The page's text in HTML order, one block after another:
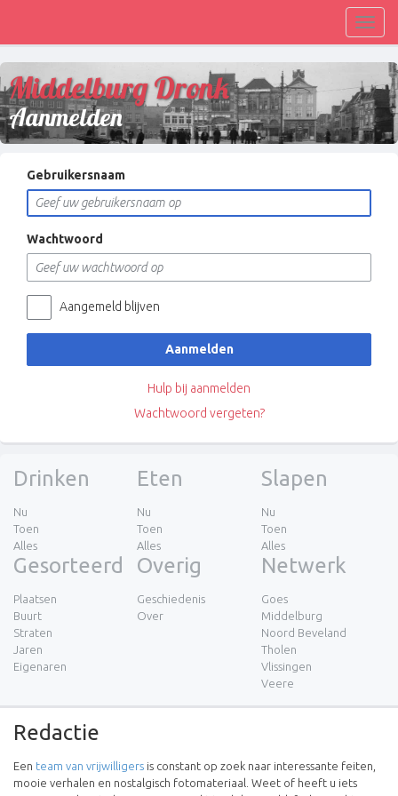
Middelburg Dronk
Aanmelden
Gebruikersnaam
Wachtwoord
Aangemeld blijven
Aanmelden
Hulp bij aanmelden
Wachtwoord vergeten?
Drinken
Nu
Toen
Alles
Eten
Nu
Toen
Alles
Slapen
Nu
Toen
Alles
Gesorteerd
Plaatsen
Buurt
Straten
Jaren
Eigenaren
Overig
Geschiedenis
Over
Netwerk
Goes
Middelburg
Noord Beveland
Tholen
Vlissingen
Veere
Redactie
Een team van vrijwilligers is constant op zoek naar interessante feiten,
mooie verhalen en nostalgisch fotomateriaal. Weet of heeft u iets